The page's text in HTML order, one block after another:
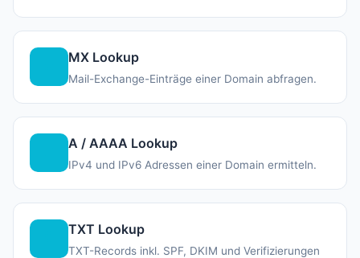
MX Lookup
Mail-Exchange-Einträge einer Domain abfragen.
A / AAAA Lookup
IPv4 und IPv6 Adressen einer Domain ermitteln.
TXT Lookup
TXT-Records inkl. SPF, DKIM und Verifizierungen